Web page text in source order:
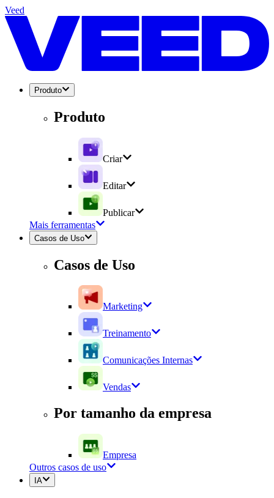
Veed
Produto
Produto
Criar
Editar
Publicar
Mais ferramentas
Casos de Uso
Casos de Uso
Marketing
Treinamento
Comunicações Internas
Vendas
Por tamanho da empresa
Empresa
Outros casos de uso
IA